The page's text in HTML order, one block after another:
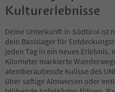
59
60
61
62
63
64
65
66
67
Kulturerlebnisse
Deine Unterkunft in Südtirol ist
dein Basislager für
jeden Tag in ein neues Erlebnis.
Kilometer markierte
atemberaubende Kulisse des
über saftige Almwiesen oder